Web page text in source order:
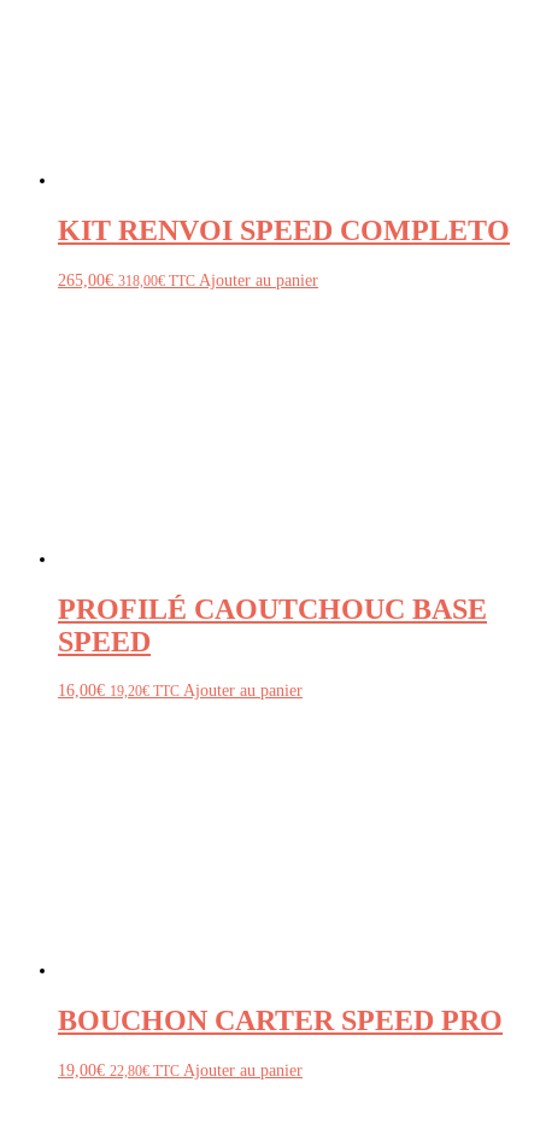
KIT RENVOI SPEED COMPLETO
265,00€ 318,00€ TTC Ajouter au panier
PROFILÉ CAOUTCHOUC BASE
SPEED
16,00€ 19,20€ TTC Ajouter au panier
BOUCHON CARTER SPEED PRO
19,00€ 22,80€ TTC Ajouter au panier